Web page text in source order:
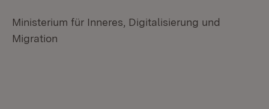
Ministerium für Inneres, Digitalisierung und
Migration